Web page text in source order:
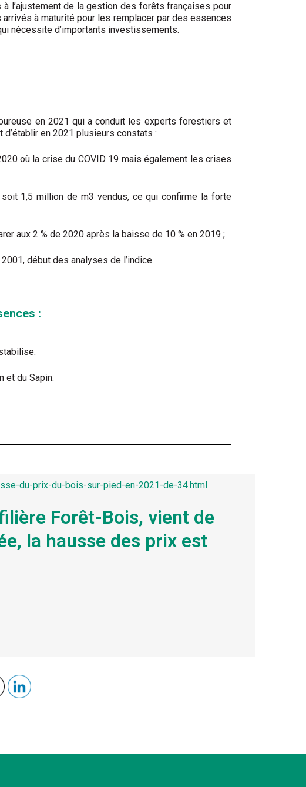
l’ajustement de la gestion des forêts françaises pour
à maturité pour les remplacer par des essences
nécessite d’importants investissements.
en 2021 qui a conduit les experts forestiers et
en 2021 plusieurs constats :
où la crise du COVID 19 mais également les crises
1,5 million de m3 vendus, ce qui confirme la forte
aux 2 % de 2020 après la baisse de 10 % en 2019 ;
début des analyses de l’indice.
:
et du Sapin.
du-prix-du-bois-sur-pied-en-2021-de-34.html
Forêt-Bois, vient de
la hausse des prix est